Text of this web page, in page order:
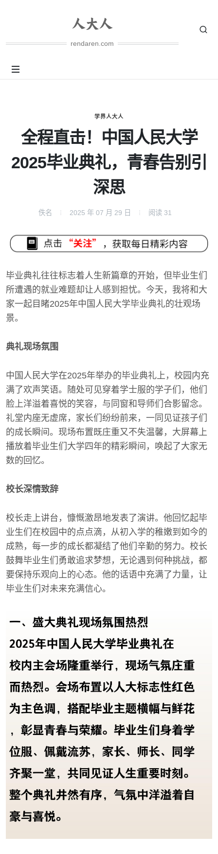
rendaren.com
学界人大人
全程直击！中国人民大学
2025毕业典礼，青春告别引
深思
佚名 2025 年 07 月 29 日 阅读 31
毕业典礼往往标志着人生新篇章的开始，但毕业生们
所遭遇的就业难题却让人感到担忧。今天，我将和大
家一起目睹2025年中国人民大学毕业典礼的壮观场
景。
典礼现场氛围
中国人民大学在2025年举办的毕业典礼上，校园内充
满了欢声笑语。随处可见穿着学士服的学子们，他们
脸上洋溢着喜悦的笑容，与同窗和导师们合影留念。
礼堂内座无虚席，家长们纷纷前来，一同见证孩子们
的成长瞬间。现场布置既庄重又不失温馨，大屏幕上
播放着毕业生们大学四年的精彩瞬间，唤起了大家无
数的回忆。
校长深情致辞
校长走上讲台，慷慨激昂地发表了演讲。他回忆起毕
业生们在校园中的点点滴，从初入学的稚嫩到如今的
成熟，每一步的成长都凝结了他们辛勤的努力。校长
鼓舞毕业生们勇敢追求梦想，无论遇到何种挑战，都
要保持乐观向上的心态。他的话语中充满了力量，让
毕业生们对未来充满信心。